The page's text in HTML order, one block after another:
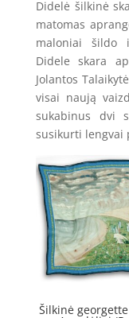
Didelė šilkinė
matomas
maloniai šildo
Didele skara
Jolantos
visai naują
sukabinus dvi
susikurti lengvai
Šilkinė